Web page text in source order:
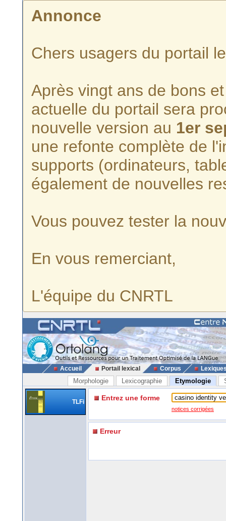
Annonce
Chers usagers du portail
Après vingt ans de bons
actuelle du portail sera
nouvelle version au 1er
une refonte complète de
supports (ordinateurs,
également de nouvelles
Vous pouvez tester la
En vous remerciant,
L'équipe du CNRTL
Accueil Portail lexical Corpus
Morphologie Lexicographie Etymologie
TLFi Entrez une forme
notices corrigées
Erreur